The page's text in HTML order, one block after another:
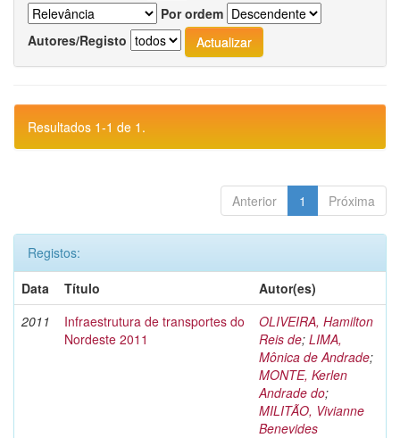
Por ordem
Autores/Registo
Resultados 1-1 de 1.
Anterior 1 Próxima
Registos:
Data
Título
Autor(es)
2011
Infraestrutura de transportes do
Nordeste 2011
OLIVEIRA, Hamilton
Reis de; LIMA,
Mônica de Andrade;
MONTE, Kerlen
Andrade do;
MILITÃO, Vivianne
Benevides